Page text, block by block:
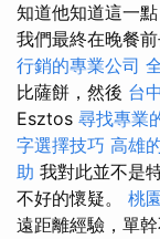
知道他知道這一
我們最終在晚餐前
行銷的專業公司
比薩餅，然後 台
Esztos 尋找專業
字選擇技巧 高雄
助 我對此並不是
不好的懷疑。 桃
遠距離經驗，單